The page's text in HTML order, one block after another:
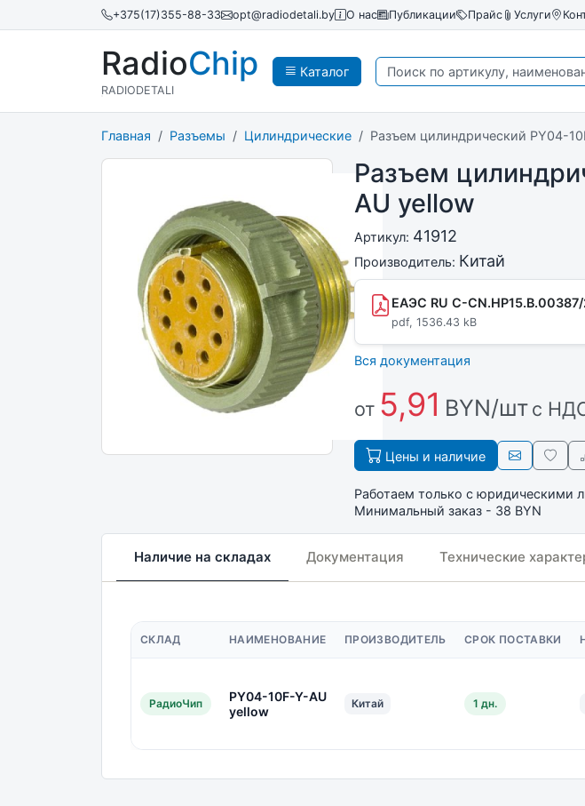
+375(17)355-88-33 opt@radiodetali.by О нас Публикации Прайс Услуги
Каталог
RadioChip
RADIODETALI
Главная Разъемы Цилиндрические Разъем цилиндрический PY04-
Разъем
AU yellow
Артикул: 41912
Производитель: Китай
ЕАЭС RU C-
pdf, 1536.43 kB
Вся документация
от 5,91 BYN/штс
Цены и наличие
Работаем только с юридическими
Минимальный заказ - 38 BYN
Наличие на складах Документация Технические
СКЛАД НАИМЕНОВАНИЕ ПРОИЗВОДИТЕЛЬ СРОК ПОСТАВКИ
РадиоЧип
PY04-10F-Y-AU
yellow
Китай 1 дн.